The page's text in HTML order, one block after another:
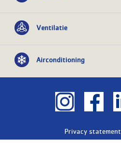
Ventilatie
Airconditioning
Privacy statement